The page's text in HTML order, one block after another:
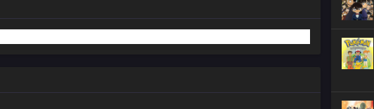
Lồng Tiếng
Lồng Tiếng